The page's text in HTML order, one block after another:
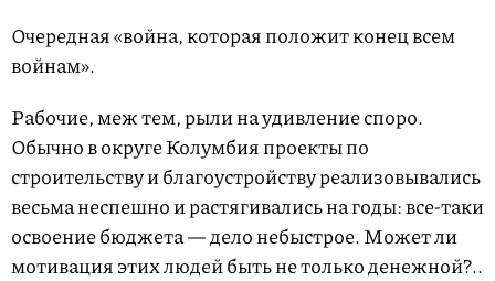
Очередная «война, которая положит конец всем
войнам».
Рабочие, меж тем, рыли на удивление споро.
Обычно в округе Колумбия проекты по
строительству и благоустройству реализовывались
весьма неспешно и растягивались на годы: все-таки
освоение бюджета — дело небыстрое. Может ли
мотивация этих людей быть не только денежной?..